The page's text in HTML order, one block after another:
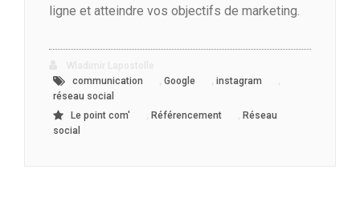
ligne et atteindre vos objectifs de marketing.
communication
Google instagram
réseau social
Le point com'
Référencement
Réseau
social